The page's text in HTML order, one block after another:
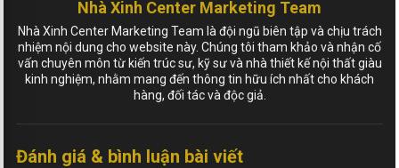
Nhà Xinh Center Marketing Team
Nhà Xinh Center Marketing Team là đội ngũ biên tập và chịu trách
nhiệm nội dung cho website này. Chúng tôi tham khảo và nhận cố
vấn chuyên môn từ kiến trúc sư, kỹ sư và nhà thiết kế nội thất giàu
kinh nghiệm, nhằm mang đến thông tin hữu ích nhất cho khách
hàng, đối tác và độc giả.
Đánh giá & bình luận bài viết